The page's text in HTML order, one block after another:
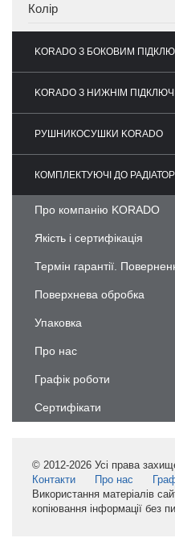
Колір
KORADO З БОКОВИМ
KORADO З НИЖНІМ
РУШНИКОСУШКИ KORADO
КОМПЛЕКТУЮЧІ ДО
Про компанію KORADO
Якість і сертифікація
Термін гарантії.
Поверхнева обробка
Упаковка
Про нас
Графік роботи
Сертифікати
© 2012-2026 Усі права
Контакти
Про нас
Використання матеріалів
копіювання інформації без